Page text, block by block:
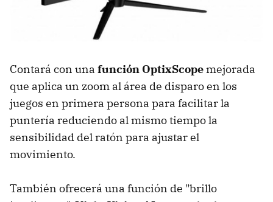
Contará con una función OptixScope mejorada
que aplica un zoom al área de disparo en los
juegos en primera persona para facilitar la
puntería reduciendo al mismo tiempo la
sensibilidad del ratón para ajustar el
movimiento.
También ofrecerá una función de "brillo